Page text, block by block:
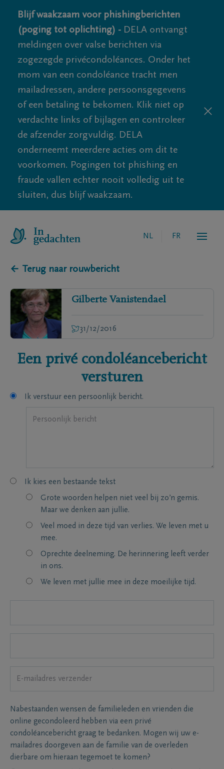
Blijf waakzaam voor phishingberichten
(poging tot oplichting) - DELA ontvangt
meldingen over valse berichten via
zogezegde privécondoléances. Onder het
mom van een condoléance tracht men
mailadressen, andere persoonsgegevens
of een betaling te bekomen. Klik niet op
verdachte links of bijlagen en controleer
de afzender zorgvuldig. DELA
onderneemt meerdere acties om dit te
voorkomen. Pogingen tot phishing en
fraude vallen echter nooit volledig uit te
sluiten, dus blijf waakzaam.
NL FR
← Terug naar rouwbericht
Gilberte Vanistendael
31/12/2016
Een privé condoléancebericht
versturen
Ik verstuur een persoonlijk bericht.
Ik kies een bestaande tekst
Grote woorden helpen niet veel bij zo’n gemis.
Maar we denken aan jullie.
Veel moed in deze tijd van verlies. We leven met u
mee.
Oprechte deelneming. De herinnering leeft verder
in ons.
We leven met jullie mee in deze moeilijke tijd.
Nabestaanden wensen de familieleden en vrienden die
online gecondoleerd hebben via een privé
condoléancebericht graag te bedanken. Mogen wij uw e-
mailadres doorgeven aan de familie van de overleden
dierbare om hieraan tegemoet te komen?